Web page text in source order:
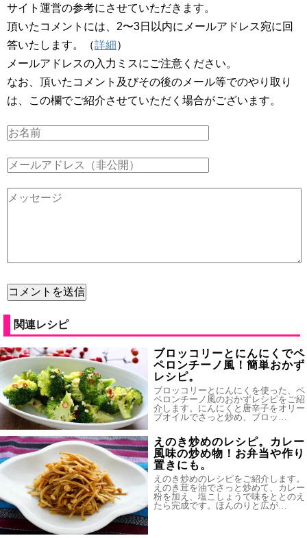
サイト運営の参考にさせていただきます。
頂いたコメントには、2〜3日以内にメールアドレス宛に回
答いたします。（詳細）
メールアドレスの入力ミスにご注意ください。
なお、頂いたコメント及びその後のメール等でのやり取り
は、この欄でご紹介させていただく場合がございます。
関連レシピ
ブロッコリーとにんにくでペ
ペロンチーノ風！簡単おかず
レシピ。
ブロッコリーとにんにくを使った、ペ
ペロンチーノ風のおかずレシピをご紹
介します。にんにくと唐辛子をオリー
ブオイルでさっと炒め、ブロッ…
えのき炒めのレシピ。カレー
風味の炒め物！お弁当や作り
置きにも。
えのき炒めのレシピをご紹介します。
えのき茸を油でさっと炒めて、カレー
粉を加え、塩こしょうで味をととのえ
たら完成です。ほんのりと広が…